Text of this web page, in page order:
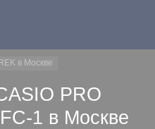
в Москве
PRO
1 в Москве